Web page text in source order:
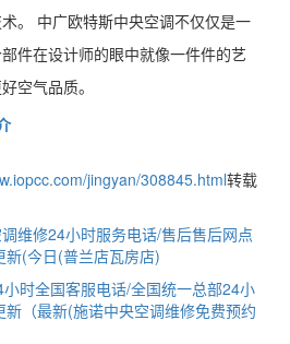
。 中广欧特斯中央空调不仅仅是一
件在设计师的眼中就像一件件的艺
空气品质。
jingyan/308845.html转载
维修24小时服务电话/售后售后网点
(今日(普兰店瓦房店)
时全国客服电话/全国统一总部24小
（最新(施诺中央空调维修免费预约